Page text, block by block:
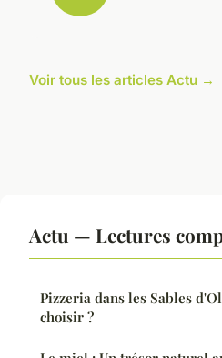
Voir tous les articles Actu →
Actu — Lectures
Pizzeria dans les Sables
choisir ?